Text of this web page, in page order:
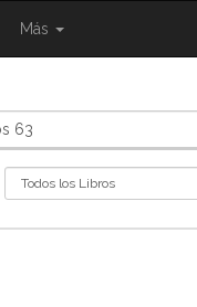
Más
{{